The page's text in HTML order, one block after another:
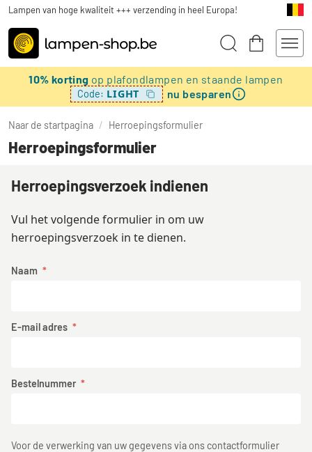
Lampen van hoge kwaliteit +++ verzending in heel Europa!
10% korting op plafondlampen en staande lampen
Code: LIGHT nu besparen
Naar de startpagina / Herroepingsformulier
Herroepingsformulier
Herroepingsverzoek indienen
Vul het volgende formulier in om uw
herroepingsverzoek in te dienen.
Naam
E-mail adres
Bestelnummer
Voor de verwerking van uw gegevens via ons contactformulier